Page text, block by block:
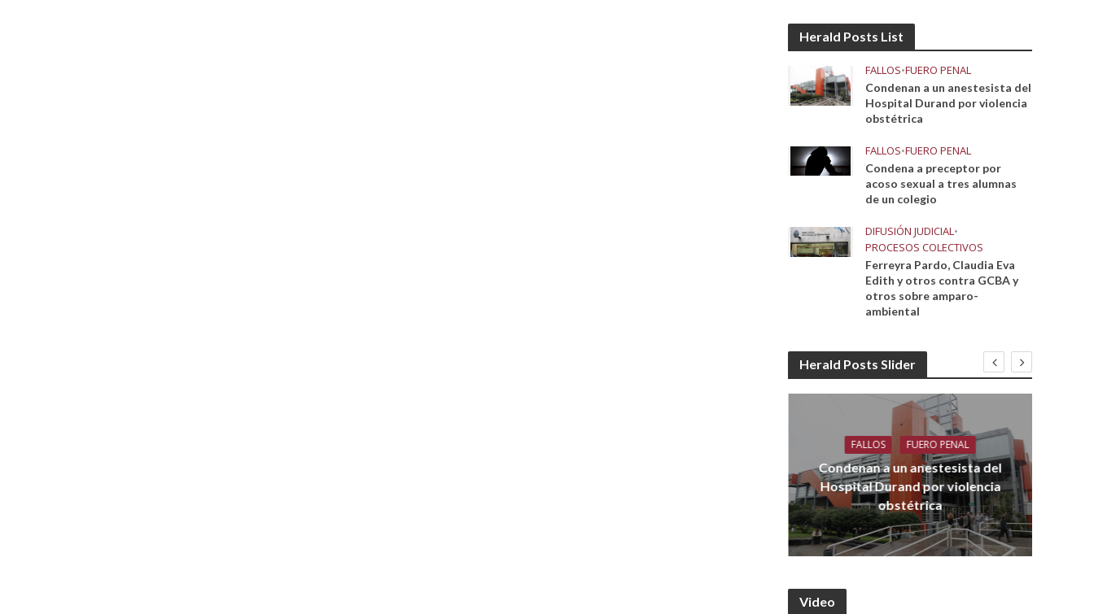
Herald Posts List
FALLOS•FUERO PENAL
Condenan a un anestesista del
Hospital Durand por violencia
obstétrica
FALLOS•FUERO PENAL
Condena a preceptor por
acoso sexual a tres alumnas
de un colegio
DIFUSIÓN JUDICIAL•
PROCESOS COLECTIVOS
Ferreyra Pardo, Claudia Eva
Edith y otros contra GCBA y
otros sobre amparo-
ambiental
Herald Posts Slider
FALLOS FUERO PENAL
Condenan a un anestesista del
Hospital Durand por violencia
obstétrica
Video